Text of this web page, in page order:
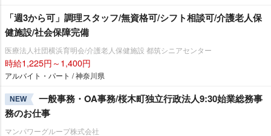
「週3から可」調理スタッフ/無資格可/シフト相談可/介護老人保
健施設/社会保障完備
医療法人社団横浜育明会/介護老人保健施設 都筑シニアセンター
時給1,225円～1,400円
アルバイト・パート / 神奈川県
NEW
一般事務・OA事務/桜木町独立行政法人9:30始業総務事
務のお仕事
マンパワーグループ株式会社